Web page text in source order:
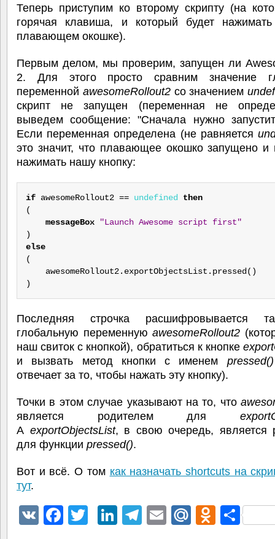
Теперь приступим ко второму скрипту (на
горячая клавиша, и который будет
плавающем окошке).
Первым делом, мы проверим, запущен ли
2. Для этого просто сравним значение
переменной awesomeRollout2со значением
скрипт не запущен (переменная не
выведем сообщение: "Сначала нужно
Если переменная определена (не равняется
это значит, что плавающее окошко запущено
нажимать нашу кнопку:
if awesomeRollout2 == undefined
then
(
messageBox
"Launch Awesome script first"
else
(
awesomeRollout2.exportObjectsList.pressed()
)
Последняя строчка расшифровывается
глобальную переменную awesomeRollout2
наш свиток с кнопкой), обратиться к кнопке
и вызвать метод кнопки с именем pressed()
отвечает за то, чтобы нажать эту кнопку).
Точки в этом случае указывают на то, что
является родителем для
А exportObjectsList, в свою очередь, является
для функции pressed().
Вот и всё. О том как назначать shortcuts на
тут.
VK Facebook
TwitterLinkedIn
Telegram
EmailMail.Ru